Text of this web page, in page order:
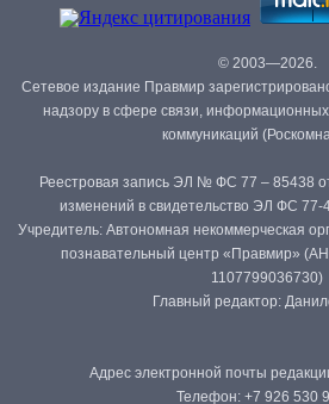
© 2003—2026.
Сетевое издание Правмир
надзору в сфере связи,
коммуникаций
Реестровая запись ЭЛ № ФС 77 – 85438
изменений в свидетельство ЭЛ ФС 77-
Учредитель: Автономная некоммерческая
познавательный центр «Правмир»
1107799036730)
Главный редактор:
Адрес электронной почты
Телефон: +7 926 530